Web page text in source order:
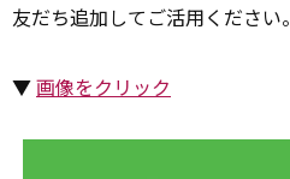
友だち追加してご活用ください。
▼画像をクリック